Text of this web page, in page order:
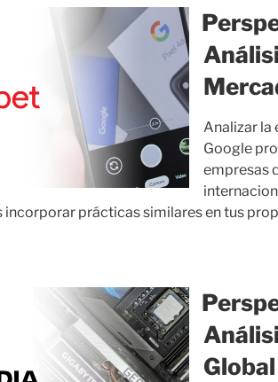
Analizar la
Google
empresas
incorporar prácticas similares en tus